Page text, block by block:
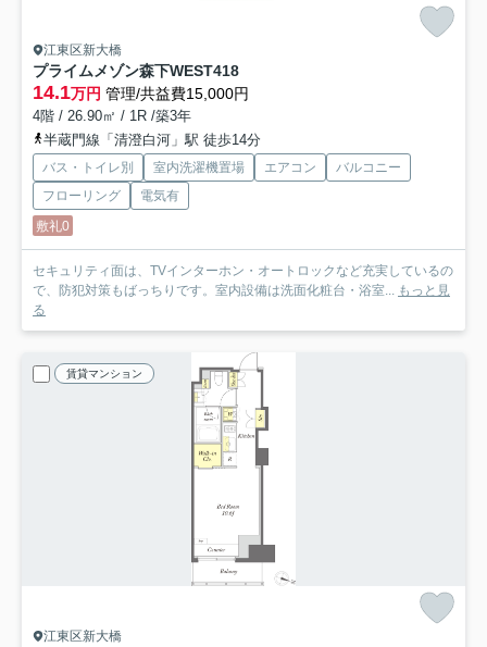
江東区新大橋
プライムメゾン森下WEST418
14.1万円 管理/共益費15,000円
4階 / 26.90㎡ / 1R /築3年
半蔵門線「清澄白河」駅 徒歩14分
バス・トイレ別 室内洗濯機置場 エアコン
バルコニー
フローリング
電気有
敷礼0
セキュリティ面は、TVインターホン・オートロックなど充実しているの
で、防犯対策もばっちりです。室内設備は洗面化粧台・浴室... もっと見
る
賃貸マンション
江東区新大橋